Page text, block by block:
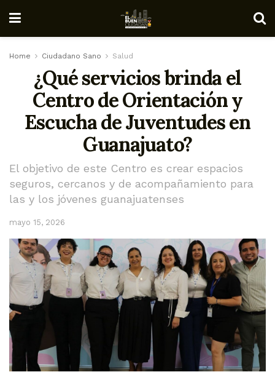
Home Ciudadano Sano Salud
¿Qué servicios brinda el
Centro de Orientación y
Escucha de Juventudes en
Guanajuato?
El objetivo de este Centro es crear espacios
seguros, cercanos y de acompañamiento para
las y los jóvenes guanajuatenses
mayo 15, 2026